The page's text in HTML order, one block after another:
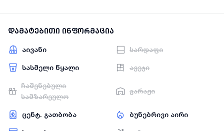
დამატებითი ინფორმაცია
აივანი სარდაფი
სასმელი წყალი ავეჯი
ჩაშენებული
სამზარეულო
გარაჟი
ცენტ. გათბობა ბუნებრივი აირი